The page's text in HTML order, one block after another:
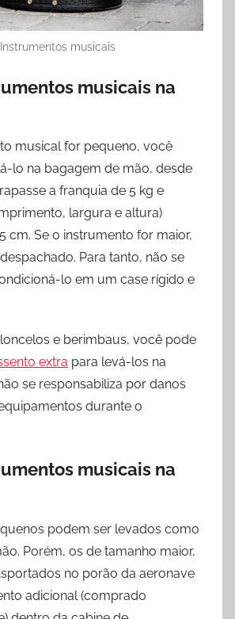
Instrumentos musicais
musicais na
musical for pequeno, você
lo na bagagem de mão, desde
a franquia de 5 kg e
largura e altura)
cm. Se o instrumento for maior,
Para tanto, não se
lo em um case rígido e
e berimbaus, você pode
extra para levá-los na
se responsabiliza por danos
durante o
musicais na
podem ser levados como
Porém, os de tamanho maior,
no porão da aeronave
adicional (comprado